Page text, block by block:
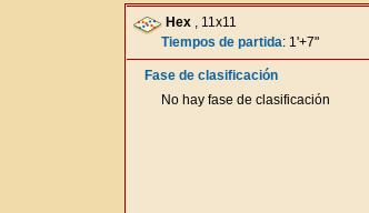
Hex , 11x11
Tiempos de partida: 1'+7"
Fase de clasificación
No hay fase de clasificación